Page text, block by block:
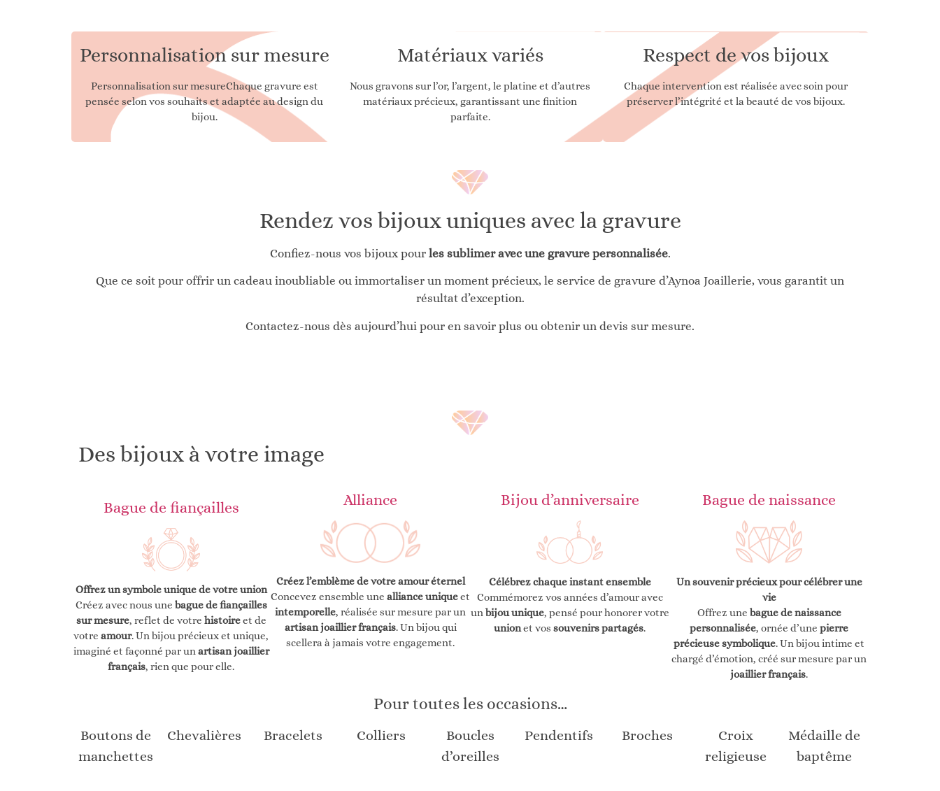
Personnalisation sur mesure
Personnalisation sur mesureChaque gravure est
pensée selon vos souhaits et adaptée au design du
bijou.
Matériaux variés
Nous gravons sur l’or, l’argent, le platine et d’autres
matériaux précieux, garantissant une finition
parfaite.
Chaque intervention est réalisée avec soin pour
préserver l’intégrité et la beauté de vos bijoux.
Respect de vos bijoux
Rendez vos bijoux uniques avec la gravure
Confiez-nous vos bijoux pour les sublimer avec une gravure personnalisée.
Que ce soit pour offrir un cadeau inoubliable ou immortaliser un moment précieux, le service de gravure d’Aynoa Joaillerie, vous garantit un
résultat d’exception.
Contactez-nous dès aujourd’hui pour en savoir plus ou obtenir un devis sur mesure.
Des bijoux à votre image
Bague de fiançailles
Offrez un symbole unique de votre union
Créez avec nous une bague de fiançailles
sur mesure, reflet de votre histoireet de
votre amour. Un bijou précieux et unique,
imaginé et façonné par un artisan joaillier
français, rien que pour elle.
Alliance
Créez l’emblème de votre amour éternel
Concevez ensemble une alliance uniqueet
intemporelle, réalisée sur mesure par un
artisan joaillier français. Un bijou qui
scellera à jamais votre engagement.
Bijou d’anniversaire
Célébrez chaque instant ensemble
Commémorez vos années d’amour avec
unbijou unique, pensé pour honorer votre
unionet vos souvenirs partagés.
Bague de naissance
Un souvenir précieux pour célébrer une
vie
Offrez une bague de naissance
personnalisée, ornée d’une pierre
précieuse symbolique. Un bijou intime et
chargé d’émotion, créé sur mesure par un
joaillier français.
Pour toutes les occasions…
Boutons de
manchettes
Chevalières Bracelets Colliers
Boucles
d’oreilles
Pendentifs Broches
Croix
religieuse
Médaille de
baptême